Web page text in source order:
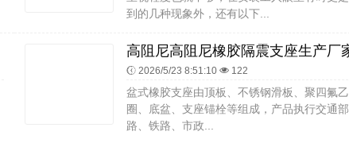
到的几种现象外，还有以下...
2026/5/23 8:51:10 122
盆式橡胶支座由顶板、不锈钢滑板、聚四氟
圈、底盆、支座锚栓等组成，产品执行交通
路、铁路、市政...